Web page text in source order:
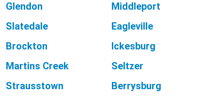
Glendon
Middleport
Slatedale
Eagleville
Brockton
Ickesburg
Martins Creek
Seltzer
Strausstown
Berrysburg